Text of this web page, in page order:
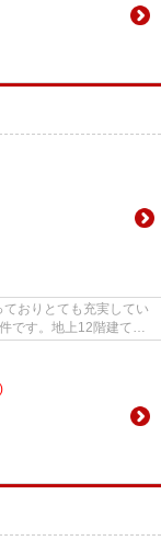
おりとても充実してい
です。地上12階建ての